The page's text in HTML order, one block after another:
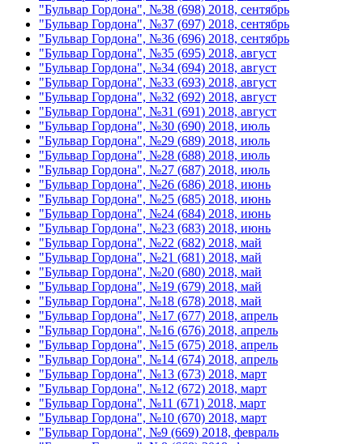
"Бульвар Гордона", №38 (698) 2018, сентябрь
"Бульвар Гордона", №37 (697) 2018, сентябрь
"Бульвар Гордона", №36 (696) 2018, сентябрь
"Бульвар Гордона", №35 (695) 2018, август
"Бульвар Гордона", №34 (694) 2018, август
"Бульвар Гордона", №33 (693) 2018, август
"Бульвар Гордона", №32 (692) 2018, август
"Бульвар Гордона", №31 (691) 2018, август
"Бульвар Гордона", №30 (690) 2018, июль
"Бульвар Гордона", №29 (689) 2018, июль
"Бульвар Гордона", №28 (688) 2018, июль
"Бульвар Гордона", №27 (687) 2018, июль
"Бульвар Гордона", №26 (686) 2018, июнь
"Бульвар Гордона", №25 (685) 2018, июнь
"Бульвар Гордона", №24 (684) 2018, июнь
"Бульвар Гордона", №23 (683) 2018, июнь
"Бульвар Гордона", №22 (682) 2018, май
"Бульвар Гордона", №21 (681) 2018, май
"Бульвар Гордона", №20 (680) 2018, май
"Бульвар Гордона", №19 (679) 2018, май
"Бульвар Гордона", №18 (678) 2018, май
"Бульвар Гордона", №17 (677) 2018, апрель
"Бульвар Гордона", №16 (676) 2018, апрель
"Бульвар Гордона", №15 (675) 2018, апрель
"Бульвар Гордона", №14 (674) 2018, апрель
"Бульвар Гордона", №13 (673) 2018, март
"Бульвар Гордона", №12 (672) 2018, март
"Бульвар Гордона", №11 (671) 2018, март
"Бульвар Гордона", №10 (670) 2018, март
"Бульвар Гордона", №9 (669) 2018, февраль